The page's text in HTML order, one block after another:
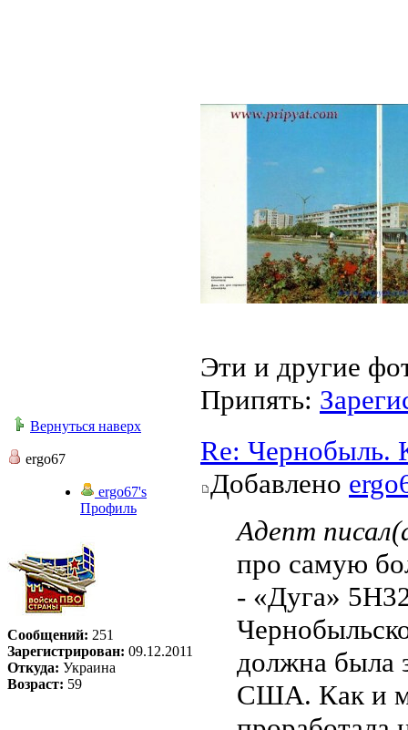
Эти и другие
Припять:
Вернуться наверх
ergo67
ergo67's
Профиль
Сообщений: 251
Зарегистрирован: 09.12.2011
Откуда: Украина
Возраст: 59
Re: Чернобыль.
Добавлено
Адепт
про самую
- «Дуга»
должна была
США. Как и